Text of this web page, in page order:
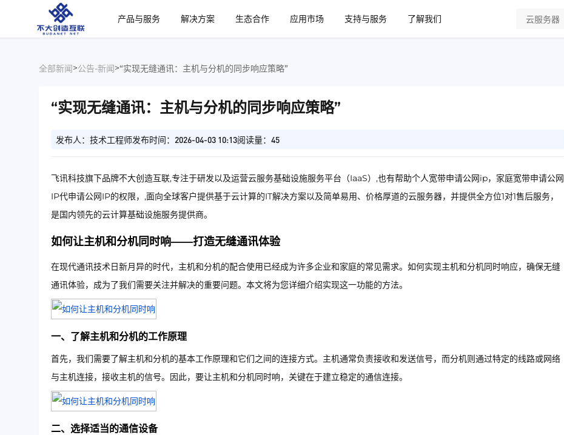
产品与服务
解决方案 生态合作 应用市场 支持与服务
了解我们
全部新闻>公告-新闻>“实现无缝通讯：主机与分机的同步响应策略”
“实现无缝通讯：主机与分机的同步响应策略”
发布人：技术工程师发布时间：2026-04-03 10:13阅读量：45
飞讯科技旗下品牌不大创造互联,专注于研发以及运营云服务基础设施服务平台（IaaS）,也有帮助个人宽带申请公网ip，家庭宽带申请公网
IP代申请公网IP的权限，,面向全球客户提供基于云计算的IT解决方案以及简单易用、价格厚道的云服务器，并提供全方位1对1售后服务，
是国内领先的云计算基础设施服务提供商。
如何让主机和分机同时响——打造无缝通讯体验
在现代通讯技术日新月异的时代，主机和分机的配合使用已经成为许多企业和家庭的常见需求。如何实现主机和分机同时响应，确保无缝
通讯体验，成为了我们需要关注并解决的重要问题。本文将为您详细介绍实现这一功能的方法。
一、了解主机和分机的工作原理
首先，我们需要了解主机和分机的基本工作原理和它们之间的连接方式。主机通常负责接收和发送信号，而分机则通过特定的线路或网络
与主机连接，接收主机的信号。因此，要让主机和分机同时响，关键在于建立稳定的通信连接。
二、选择适当的通信设备